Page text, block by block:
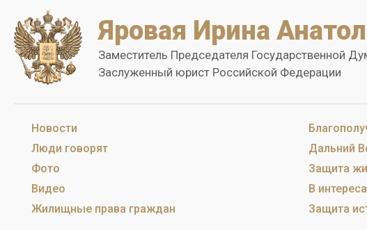
Яровая Ирина
Заместитель Председателя Государственной
Заслуженный юрист Российской Федерации
Новости
Люди говорят
Фото
Видео
Жилищные права граждан
Дальний
Защита
В
Защита